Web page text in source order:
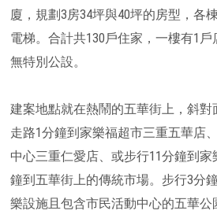
廈，規劃3房34坪與40坪的房型，各
電梯。合計共130戶住家，一樓有1戶
無特別公設。
建案地點就在熱鬧的五華街上，斜
走路1分鐘到家樂福超市三重五華店
中心三重仁愛店、或步行11分鐘到
鐘到五華街上的傳統市場。步行3分
樂設施且包含市民活動中心的五華公